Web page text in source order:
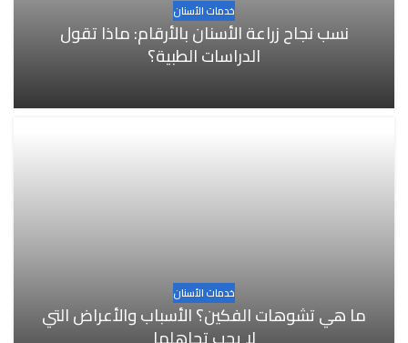
خدمات الأسنان
نسب نجاح زراعة الأسنان بالأرقام: ماذا تقول
الدراسات الطبية؟
خدمات الأسنان
ما هي تشوهات الفكين؟ الأسباب والأعراض التي